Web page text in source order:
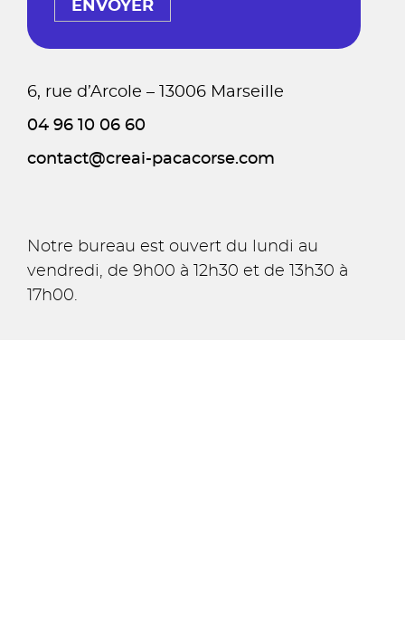
6, rue d’Arcole – 13006 Marseille
04 96 10 06 60
contact@creai-pacacorse.com
Notre bureau est ouvert du lundi au
vendredi, de 9h00 à 12h30 et de 13h30 à
17h00.